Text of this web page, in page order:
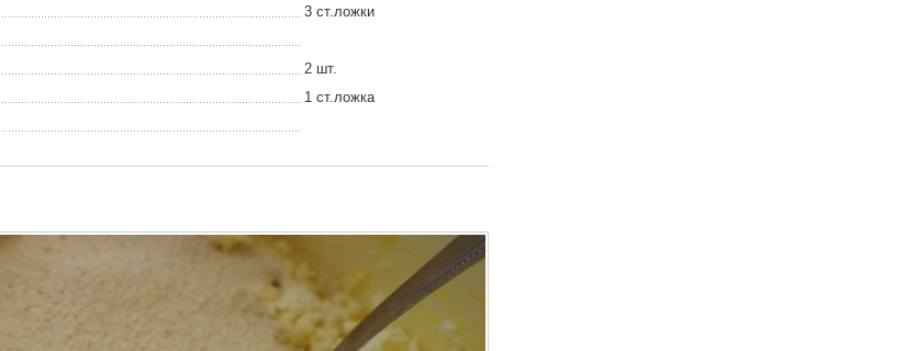
3 ст.ложки
2 шт.
1 ст.ложка